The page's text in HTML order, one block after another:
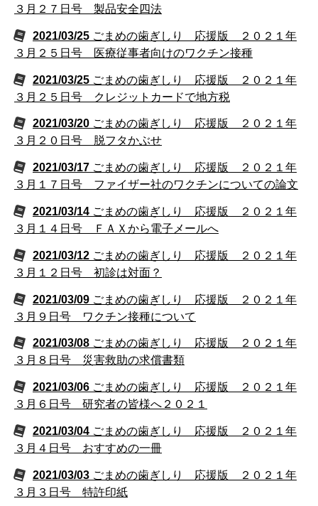
３月２７日号 製品安全四法
2021/03/25 ごまめの歯ぎしり 応援版 ２０２１年
３月２５日号 医療従事者向けのワクチン接種
2021/03/25 ごまめの歯ぎしり 応援版 ２０２１年
３月２５日号 クレジットカードで地方税
2021/03/20 ごまめの歯ぎしり 応援版 ２０２１年
３月２０日号 脱フタかぶせ
2021/03/17 ごまめの歯ぎしり 応援版 ２０２１年
３月１７日号 ファイザー社のワクチンについての論文
2021/03/14 ごまめの歯ぎしり 応援版 ２０２１年
３月１４日号 ＦＡＸから電子メールへ
2021/03/12 ごまめの歯ぎしり 応援版 ２０２１年
３月１２日号 初診は対面？
2021/03/09 ごまめの歯ぎしり 応援版 ２０２１年
３月９日号 ワクチン接種について
2021/03/08 ごまめの歯ぎしり 応援版 ２０２１年
３月８日号 災害救助の求償書類
2021/03/06 ごまめの歯ぎしり 応援版 ２０２１年
３月６日号 研究者の皆様へ２０２１
2021/03/04 ごまめの歯ぎしり 応援版 ２０２１年
３月４日号 おすすめの一冊
2021/03/03 ごまめの歯ぎしり 応援版 ２０２１年
３月３日号 特許印紙